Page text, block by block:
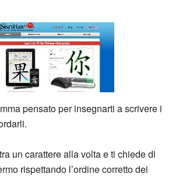
pensato per insegnarti a scrivere i
un carattere alla volta e ti chiede di
rispettando l’ordine corretto dei